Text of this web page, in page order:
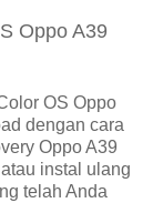
Oppo A39
OS Oppo
dengan cara
Oppo A39
instal ulang
telah Anda